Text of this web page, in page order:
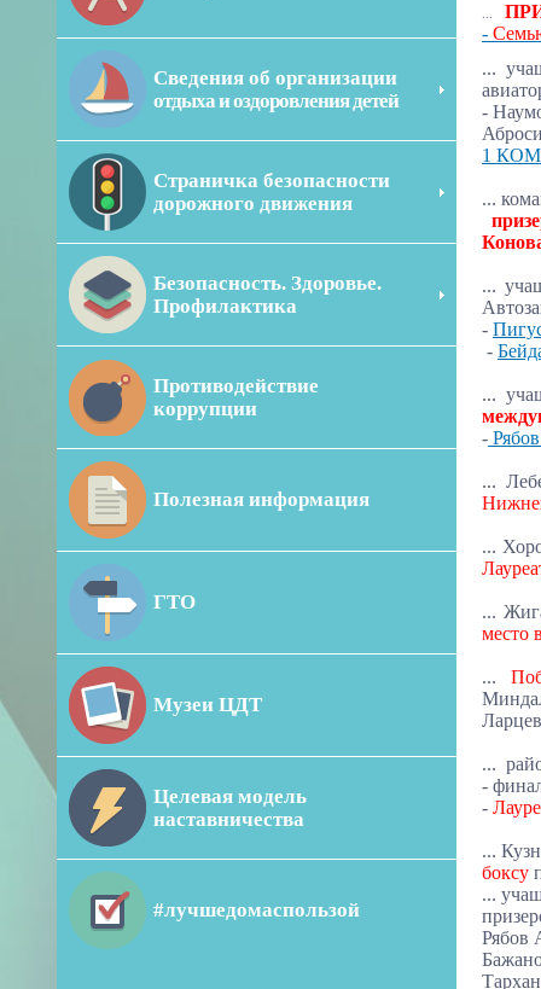
Сведения об организации
отдыха и оздоровления детей
Страничка безопасности
дорожного движения
Безопасность. Здоровье.
Профилактика
Противодействие
коррупции
Полезная информация
ГТО
Музеи ЦДТ
Целевая модель
наставничества
#лучшедомаспользой
-
...
-
1
...
...
-
-
...
-
...
...
...
место
...
...
-
-
...
боксу
...
Рябов